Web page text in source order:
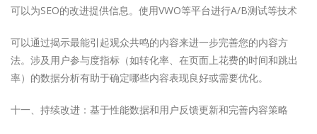
可以为SEO的改进提供信息。使用VWO等平台进行A/B测试等技术
可以通过揭示最能引起观众共鸣的内容来进一步完善您的内容方
法。涉及用户参与度指标（如转化率、在页面上花费的时间和跳出
率）的数据分析有助于确定哪些内容表现良好或需要优化。
十一、持续改进：基于性能数据和用户反馈更新和完善内容策略